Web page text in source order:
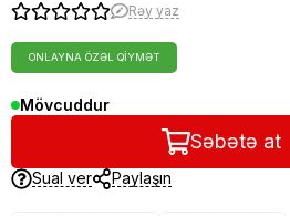
Rəy yaz
ONLAYNA ÖZƏL QIYMƏT
Mövcuddur
Səbətə at
Sual ver Paylaşın